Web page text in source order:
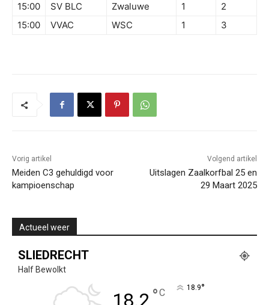
15:00
SV BLC Zwaluwe 1
2
15:00
VVAC WSC 1 3
Vorig artikel
Meiden C3 gehuldigd voor
kampioenschap
Volgend artikel
Uitslagen Zaalkorfbal 25 en
29 Maart 2025
Actueel weer
SLIEDRECHT
Half Bewolkt
18.2 °C 18.9°